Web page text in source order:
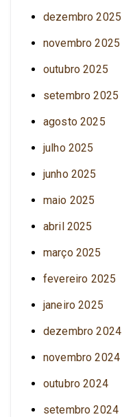
dezembro 2025
novembro 2025
outubro 2025
setembro 2025
agosto 2025
julho 2025
junho 2025
maio 2025
abril 2025
março 2025
fevereiro 2025
janeiro 2025
dezembro 2024
novembro 2024
outubro 2024
setembro 2024